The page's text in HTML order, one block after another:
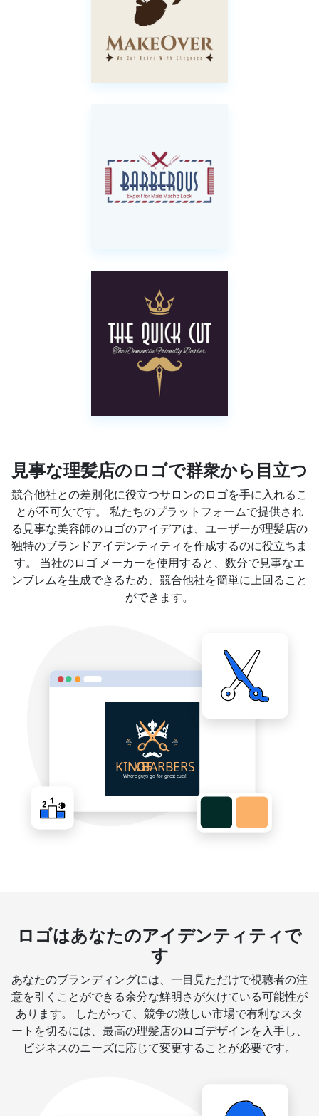
見事な理髪店のロゴで群衆から目立つ
競合他社との差別化に役立つサロンのロゴを手に入れるこ
とが不可欠です。 私たちのプラットフォームで提供され
る見事な美容師のロゴのアイデアは、ユーザーが理髪店の
独特のブランドアイデンティティを作成するのに役立ちま
す。 当社のロゴ メーカーを使用すると、数分で見事なエ
ンブレムを生成できるため、競合他社を簡単に上回ること
ができます。
ロゴはあなたのアイデンティティで
す
あなたのブランディングには、一目見ただけで視聴者の注
意を引くことができる余分な鮮明さが欠けている可能性が
あります。 したがって、競争の激しい市場で有利なスタ
ートを切るには、最高の理髪店のロゴデザインを入手し、
ビジネスのニーズに応じて変更することが必要です。